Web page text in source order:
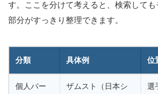
す。ここを分けて考えると、検索して
部分がすっきり整理できます。
分類 具体例 位
個人パー
ザムスト（日本シ
選